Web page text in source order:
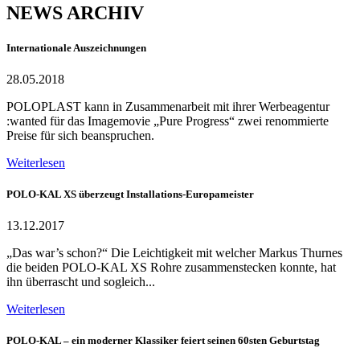
NEWS ARCHIV
Internationale Auszeichnungen
28.05.2018
POLOPLAST kann in Zusammenarbeit mit ihrer Werbeagentur
:wanted für das Imagemovie „Pure Progress“ zwei renommierte
Preise für sich beanspruchen.
Weiterlesen
POLO-KAL XS überzeugt Installations-Europameister
13.12.2017
„Das war’s schon?“ Die Leichtigkeit mit welcher Markus Thurnes
die beiden POLO-KAL XS Rohre zusammenstecken konnte, hat
ihn überrascht und sogleich...
Weiterlesen
POLO-KAL – ein moderner Klassiker feiert seinen 60sten Geburtstag